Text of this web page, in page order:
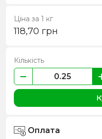
Ціна за 1 кг
118,70 грн
Кількість
Оплата